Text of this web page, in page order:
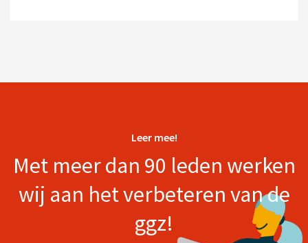
Leer mee!
Met meer dan 90 leden werken
wij aan het verbeteren van de
ggz!